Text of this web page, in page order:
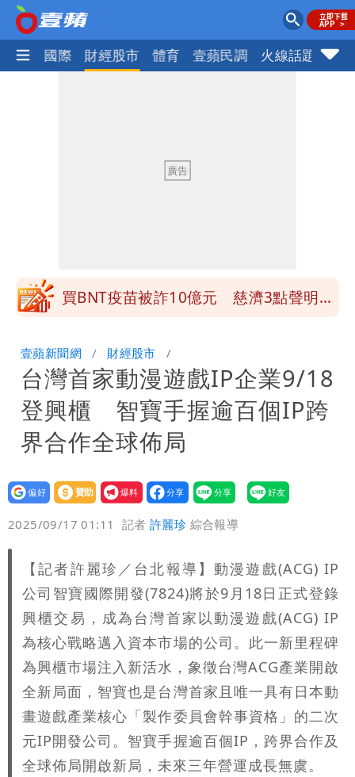
社會 國際 財經股市 體育 壹蘋民調 火線話題
當年缺疫苗缺快篩缺口罩 王鴻薇：陳時
很多謹慎判斷當時未被理解
買BNT疫苗被詐10億元 慈濟3點聲明：
團有機會詐騙慈濟的就是民進黨
營建署前處長收廠商百萬賄款 終判3年
8月將入監
當年缺疫苗缺快篩缺口罩 王鴻薇：陳時
中哪來勇氣要別人道歉
壹蘋新聞網 財經股市
台灣首家動漫遊戲IP企業9/18
登興櫃 智寶手握逾百個IP跨
界合作全球佈局
設為
贊助
我要
爆料
2025/09/17 01:11 記者許麗珍 綜合報導
【記者許麗珍／台北報導】動漫遊戲(ACG) IP
公司智寶國際開發(7824)將於9月18日正式登錄
興櫃交易，成為台灣首家以動漫遊戲(ACG) IP
為核心戰略邁入資本市場的公司。此一新里程碑
為興櫃市場注入新活水，象徵台灣ACG產業開啟
全新局面，智寶也是台灣首家且唯一具有日本動
畫遊戲產業核心「製作委員會幹事資格」的二次
元IP開發公司。智寶手握逾百個IP，跨界合作及
全球佈局開啟新局，未來三年營運成長無虞。